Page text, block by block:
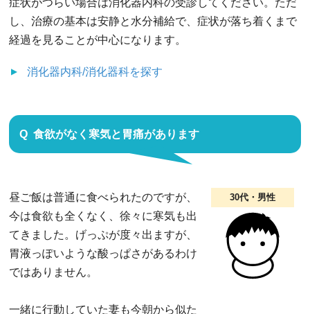
し、治療の基本は安静と水分補給で、症状が落ち着くまで
経過を見ることが中心になります。
消化器内科/消化器科を探す
食欲がなく寒気と胃痛があります
30代・男性
昼ご飯は普通に食べられたのですが、
今は食欲も全くなく、徐々に寒気も出
てきました。げっぷが度々出ますが、
胃液っぽいような酸っぱさがあるわけ
ではありません。
一緒に行動していた妻も今朝から似た